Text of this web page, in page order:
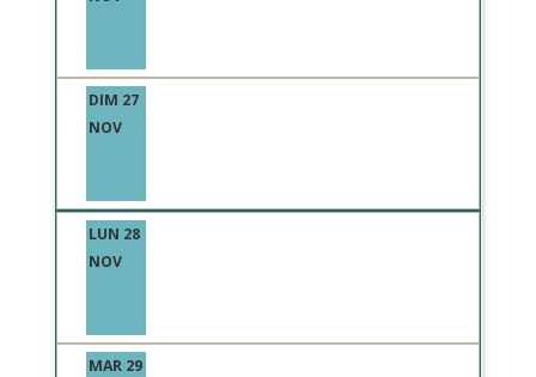
DIM 27
NOV
LUN 28
NOV
MAR 29